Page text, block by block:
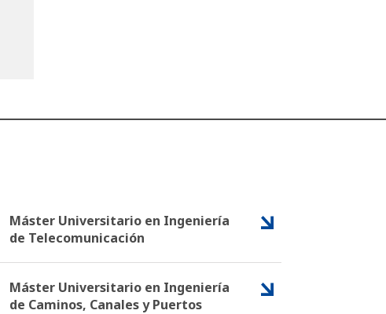
Máster Universitario en Ingeniería
de Telecomunicación
Máster Universitario en Ingeniería
de Caminos, Canales y Puertos